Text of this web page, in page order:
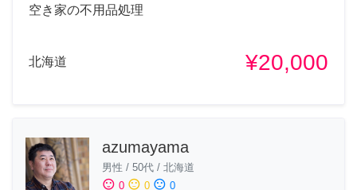
空き家の不用品処理
北海道 ¥20,000
azumayama
男性 / 50代 / 北海道
sentiment_satisfied 0 sentiment_neutral 0 sentiment_dissatisfied 0